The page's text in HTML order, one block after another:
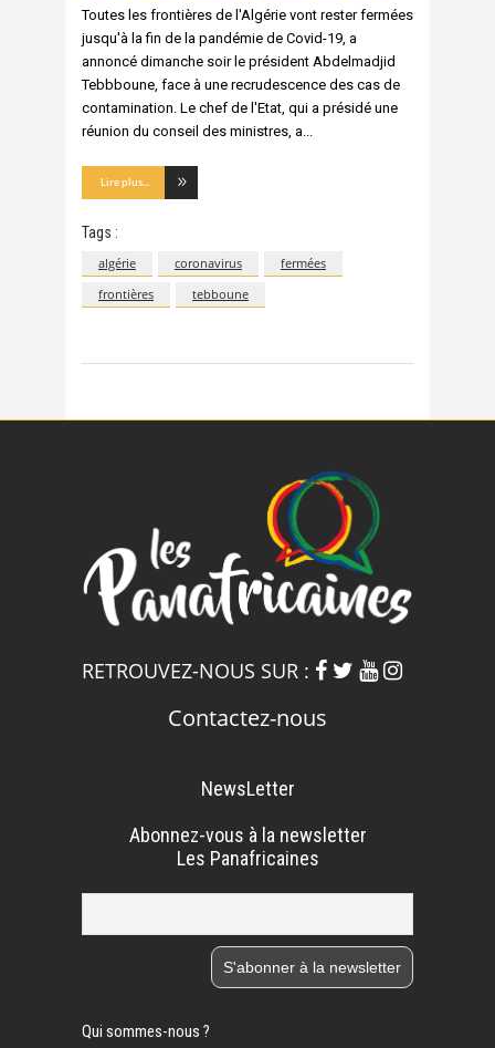
Toutes les frontières de l'Algérie vont rester fermées
jusqu'à la fin de la pandémie de Covid-19, a
annoncé dimanche soir le président Abdelmadjid
Tebbboune, face à une recrudescence des cas de
contamination. Le chef de l'Etat, qui a présidé une
réunion du conseil des ministres, a
Lire plus...
Tags :
algérie coronavirus
fermées
frontières
tebboune
RETROUVEZ-NOUS SUR :
Contactez-nous
NewsLetter
Abonnez-vous à la newsletter
Les Panafricaines
Qui sommes-nous ?